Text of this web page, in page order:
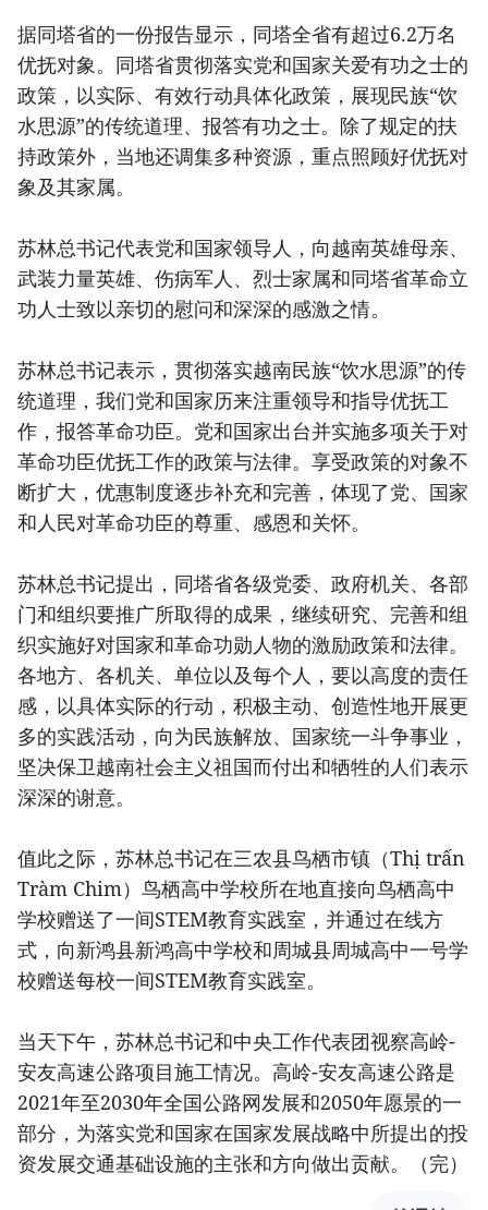
据同塔省的一份报告显示，同塔全省有超过6.2万名
优抚对象。同塔省贯彻落实党和国家关爱有功之士的
政策，以实际、有效行动具体化政策，展现民族“饮
水思源”的传统道理、报答有功之士。除了规定的扶
持政策外，当地还调集多种资源，重点照顾好优抚对
象及其家属。
苏林总书记代表党和国家领导人，向越南英雄母亲、
武装力量英雄、伤病军人、烈士家属和同塔省革命立
功人士致以亲切的慰问和深深的感激之情。
苏林总书记表示，贯彻落实越南民族“饮水思源”的传
统道理，我们党和国家历来注重领导和指导优抚工
作，报答革命功臣。党和国家出台并实施多项关于对
革命功臣优抚工作的政策与法律。享受政策的对象不
断扩大，优惠制度逐步补充和完善，体现了党、国家
和人民对革命功臣的尊重、感恩和关怀。
苏林总书记提出，同塔省各级党委、政府机关、各部
门和组织要推广所取得的成果，继续研究、完善和组
织实施好对国家和革命功勋人物的激励政策和法律。
各地方、各机关、单位以及每个人，要以高度的责任
感，以具体实际的行动，积极主动、创造性地开展更
多的实践活动，向为民族解放、国家统一斗争事业，
坚决保卫越南社会主义祖国而付出和牺牲的人们表示
深深的谢意。
值此之际，苏林总书记在三农县鸟栖市镇（Thị trấn
Tràm Chim）鸟栖高中学校所在地直接向鸟栖高中
学校赠送了一间STEM教育实践室，并通过在线方
式，向新鸿县新鸿高中学校和周城县周城高中一号学
校赠送每校一间STEM教育实践室。
当天下午，苏林总书记和中央工作代表团视察高岭-
安友高速公路项目施工情况。高岭-安友高速公路是
2021年至2030年全国公路网发展和2050年愿景的一
部分，为落实党和国家在国家发展战略中所提出的投
资发展交通基础设施的主张和方向做出贡献。（完）